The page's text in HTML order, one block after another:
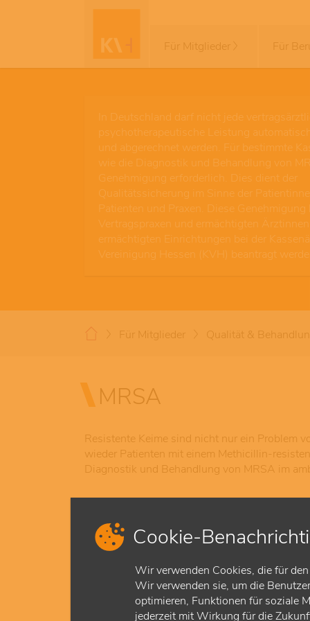
Cookie-
Wir verwenden Cookies, die für
Wir verwenden sie, um die
optimieren, Funktionen für soziale
jederzeit mit Wirkung für die
Für Mitglieder Für
In Deutschland darf nicht jede
psychotherapeutische Leistung
und abgerechnet werden. Für bestimmte
wie die Diagnostik und Behandlung von
Genehmigung erforderlich. Dies dient der
Qualitätssicherung im Sinne der
Patienten und Praxen. Diese Genehmigung
Vertragspraxen und ermächtigten
ermächtigten Einrichtungen bei der
Vereinigung Hessen (KVH) beantragt
Für Mitglieder Qualität &
MRSA
Resistente Keime sind nicht nur ein Problem
wieder Patienten mit einem Methicillin-
Diagnostik und Behandlung von MRSA im
Welche zusätzlichen fachlichen
Welche sonstigen Voraussetzungen